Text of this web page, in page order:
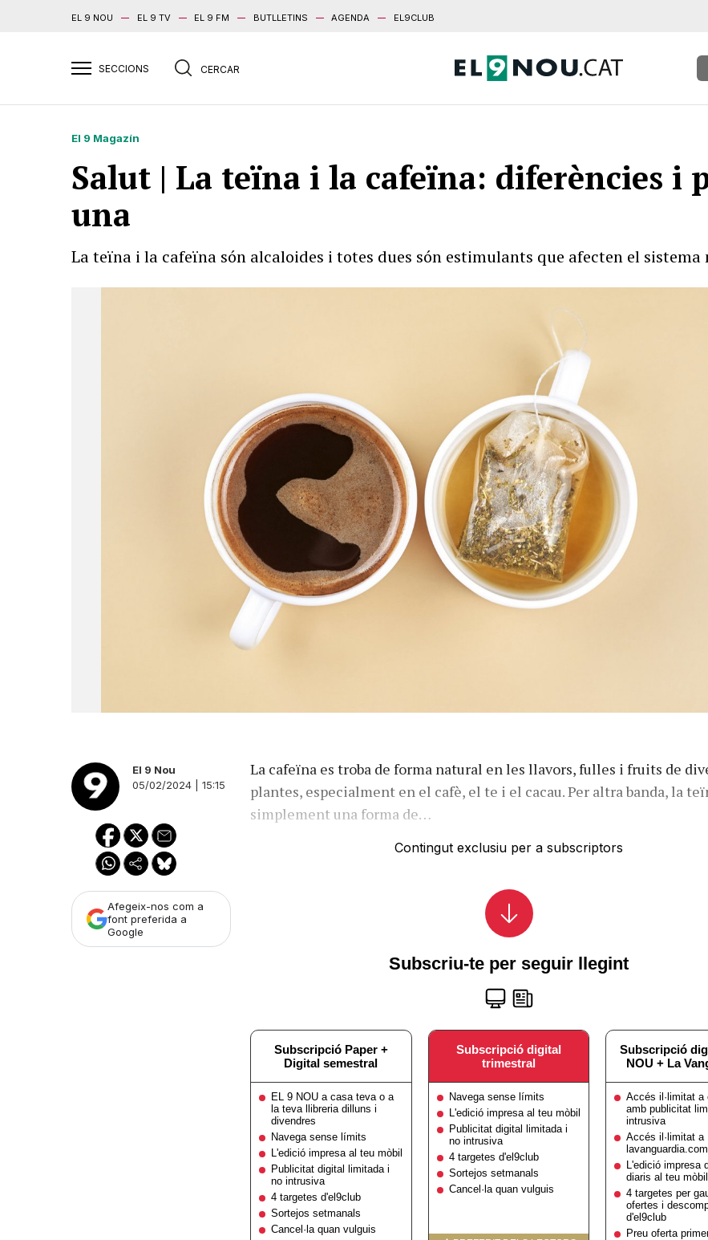
EL 9 NOU EL 9 TV EL 9 FM BUTLLETINS AGENDA EL9CLUB
El 9 Magazín
Salut | La teïna i la cafeïna: diferències i
una
La teïna i la cafeïna són alcaloides i totes dues són estimulants que afecten el sistema
El 9 Nou
05/02/2024 | 15:15
Afegeix-nos com a
font preferida a
Google
La cafeïna es troba de forma natural en les llavors, fulles i fruits de
plantes, especialment en el cafè, el te i el cacau. Per altra banda, la
simplement una forma de…
Contingut exclusiu per a subscriptors